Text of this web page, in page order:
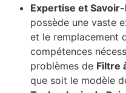
Expertise et
possède une vaste
et le remplacement
compétences
problèmes de Filtre
que soit le modèle